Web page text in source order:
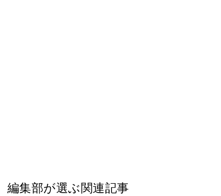
編集部が選ぶ関連記事